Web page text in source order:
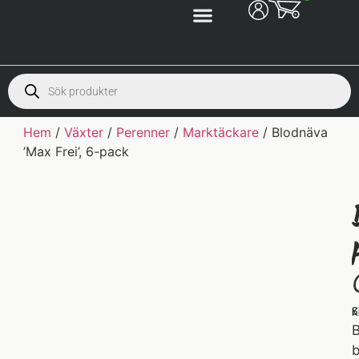
Hem /Växter / Perenner / Marktäckare / Blodnäva
’Max Frei’, 6-pack